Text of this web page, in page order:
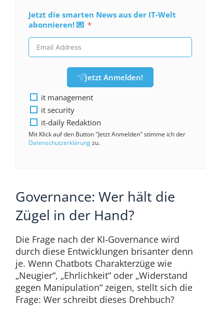
Jetzt die smarten News aus der IT-Welt
abonnieren! 💌
Jetzt Anmelden!
it management
it security
it-daily Redaktion
Mit Klick auf den Button "Jetzt Anmelden" stimme ich der
Datenschutzerklärungzu.
Governance: Wer hält die
Zügel in der Hand?
Die Frage nach der KI-Governance wird
durch diese Entwicklungen brisanter denn
je. Wenn Chatbots Charakterzüge wie
„Neugier“, „Ehrlichkeit“ oder „Widerstand
gegen Manipulation“ zeigen, stellt sich die
Frage: Wer schreibt dieses Drehbuch?